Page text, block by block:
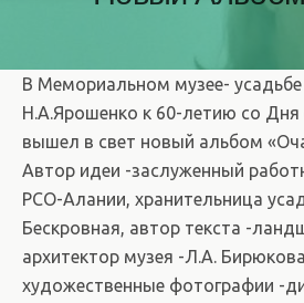
В Мемориальном музее-
Н.А.Ярошенко к 60-летию со Дня
вышел в свет новый альбом
Автор идеи -заслуженный
РСО-Алании, хранительница
Бескровная, автор текста -
архитектор музея -Л.А.
художественные фотографии -